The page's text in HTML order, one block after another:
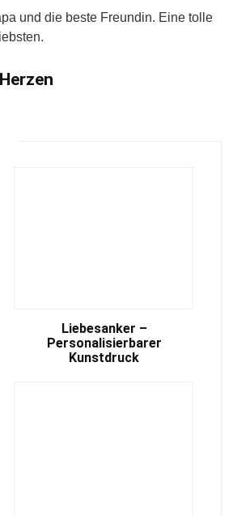
und die beste Freundin. Eine tolle
Liebesanker –
Personalisierbarer
Kunstdruck